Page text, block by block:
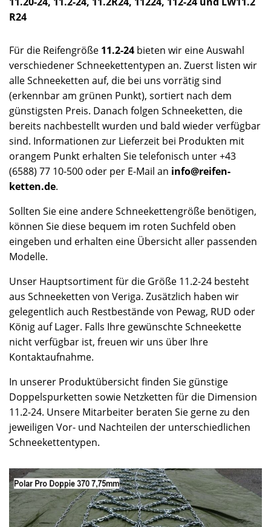
R24
Für die Reifengröße 11.2-24 bieten wir eine Auswahl
verschiedener Schneekettentypen an. Zuerst listen wir
alle Schneeketten auf, die bei uns vorrätig sind
(erkennbar am grünen Punkt), sortiert nach dem
günstigsten Preis. Danach folgen Schneeketten, die
bereits nachbestellt wurden und bald wieder verfügbar
sind. Informationen zur Lieferzeit bei Produkten mit
orangem Punkt erhalten Sie telefonisch unter +43
(6588) 77 10-500 oder per E-Mail an info@reifen-
ketten.de.
Sollten Sie eine andere Schneekettengröße benötigen,
können Sie diese bequem im roten Suchfeld oben
eingeben und erhalten eine Übersicht aller passenden
Modelle.
Unser Hauptsortiment für die Größe 11.2-24 besteht
aus Schneeketten von Veriga. Zusätzlich haben wir
gelegentlich auch Restbestände von Pewag, RUD oder
König auf Lager. Falls Ihre gewünschte Schneekette
nicht verfügbar ist, freuen wir uns über Ihre
Kontaktaufnahme.
In unserer Produktübersicht finden Sie günstige
Doppelspurketten sowie Netzketten für die Dimension
11.2-24. Unsere Mitarbeiter beraten Sie gerne zu den
jeweiligen Vor- und Nachteilen der unterschiedlichen
Schneekettentypen.